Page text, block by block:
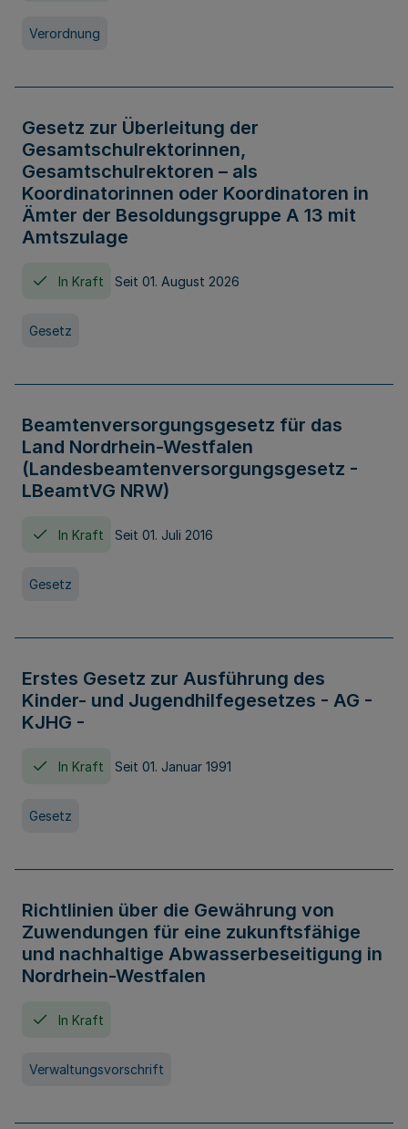
Verordnung
Gesetz zur Überleitung der
Gesamtschulrektorinnen,
Gesamtschulrektoren – als
Koordinatorinnen oder Koordinatoren in
Ämter der Besoldungsgruppe A 13 mit
Amtszulage
In Kraft Seit 01. August 2026
Gesetz
Beamtenversorgungsgesetz für das
Land Nordrhein-Westfalen
(Landesbeamtenversorgungsgesetz -
LBeamtVG NRW)
In Kraft Seit 01. Juli 2016
Gesetz
Erstes Gesetz zur Ausführung des
Kinder- und Jugendhilfegesetzes - AG -
KJHG -
In Kraft Seit 01. Januar 1991
Gesetz
Richtlinien über die Gewährung von
Zuwendungen für eine zukunftsfähige
und nachhaltige Abwasserbeseitigung in
Nordrhein-Westfalen
In Kraft
Verwaltungsvorschrift